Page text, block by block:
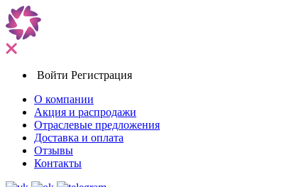
Войти Регистрация
О компании
Акция и распродажи
Отраслевые предложения
Доставка и оплата
Отзывы
Контакты